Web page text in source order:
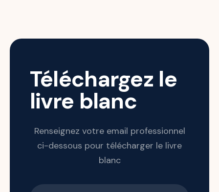
Téléchargez le
livre blanc
Renseignez votre email professionnel
ci-dessous pour télécharger le livre
blanc